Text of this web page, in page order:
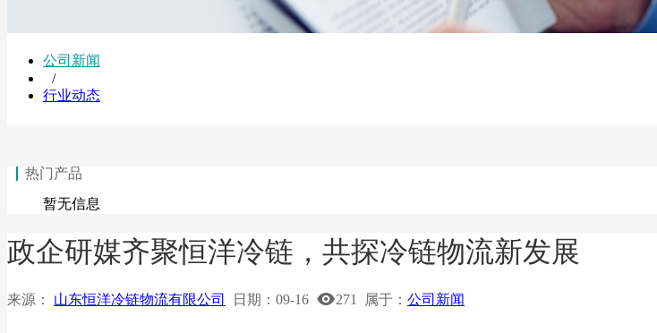
公司新闻
/
行业动态
热门产品
暂无信息
政企研媒齐聚恒洋冷链，共探冷链物流新发展
来源： 山东恒洋冷链物流有限公司 日期： 09-16 271 属于： 公司新闻